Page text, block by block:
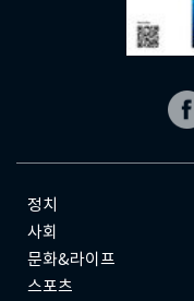
정치
사회
문화&라이프
스포츠